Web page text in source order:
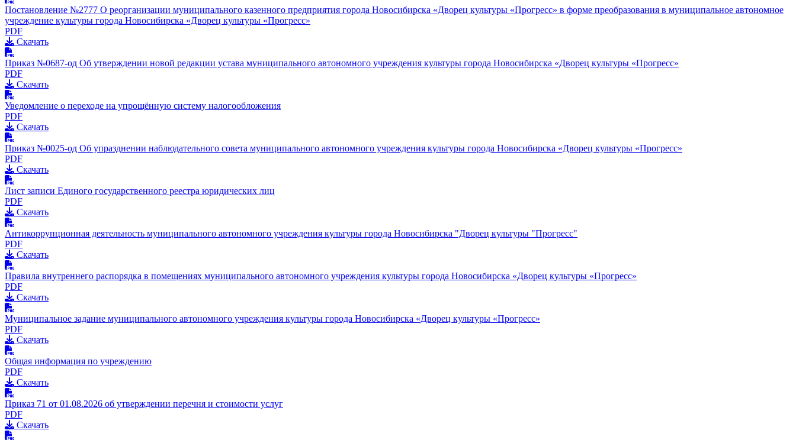
Постановление №2777 О реорганизации муниципального казенного предприятия города Новосибирска «Дворец культуры «Прогресс» в форме преобразования в муниципальное автономное
учреждение культуры города Новосибирска «Дворец культуры «Прогресс»
PDF
Скачать
Приказ №0687-од Об утверждении новой редакции устава муниципального автономного учреждения культуры города Новосибирска «Дворец культуры «Прогресс»
PDF
Скачать
Уведомление о переходе на упрощённую систему налогообложения
PDF
Скачать
Приказ №0025-од Об упразднении наблюдательного совета муниципального автономного учреждения культуры города Новосибирска «Дворец культуры «Прогресс»
PDF
Скачать
Лист записи Единого государственного реестра юридических лиц
PDF
Скачать
Антикоррупционная деятельность муниципального автономного учреждения культуры города Новосибирска "Дворец культуры "Прогресс"
PDF
Скачать
Правила внутреннего распорядка в помещениях муниципального автономного учреждения культуры города Новосибирска «Дворец культуры «Прогресс»
PDF
Скачать
Муниципальное задание муниципального автономного учреждения культуры города Новосибирска «Дворец культуры «Прогресс»
PDF
Скачать
Общая информация по учреждению
PDF
Скачать
Приказ 71 от 01.08.2026 об утверждении перечня и стоимости услуг
PDF
Скачать